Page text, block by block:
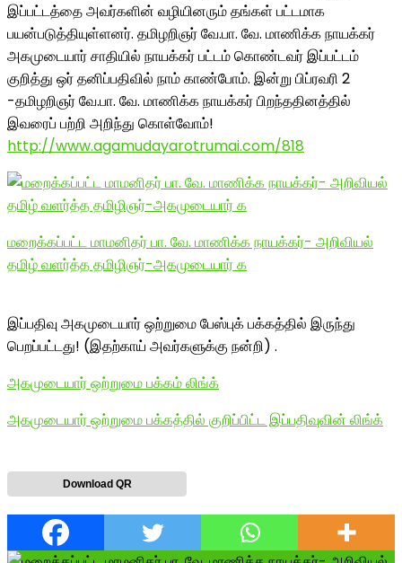
இப்பட்டத்தை அவர்களின் வழியினரும் தங்கள் பட்டமாக
பயன்படுத்தியுள்ளனர். தமிழறிஞர் வே.பா. வே. மாணிக்க நாயக்கர்
அகமுடையார் சாதியில் நாயக்கர் பட்டம் கொண்டவர் இப்பட்டம்
குறித்து ஒர் தனிப்பதிவில் நாம் காண்போம். இன்று பிப்ரவரி 2
-தமிழறிஞர் வே.பா. வே. மாணிக்க நாயக்கர் பிறந்ததினத்தில்
இவரைப் பற்றி அறிந்து கொள்வோம்!
http://www.agamudayarotrumai.com/818
மறைக்கப்பட்ட மாமனிதர் பா. வே. மாணிக்க நாயக்கர்- அறிவியல்
தமிழ் வளர்த்த தமிழிஞர்-அகமுடையார் க
இப்பதிவு அகமுடையார் ஒற்றுமை பேஸ்புக் பக்கத்தில் இருந்து
பெறப்பட்டது! (இதற்காய் அவர்களுக்கு நன்றி) .
அகமுடையார் ஒற்றுமை பக்கம் லிங்க்
அகமுடையார் ஒற்றுமை பக்கத்தில் குறிப்பிட்ட இப்பதிவுவின் லிங்க்
Download QR